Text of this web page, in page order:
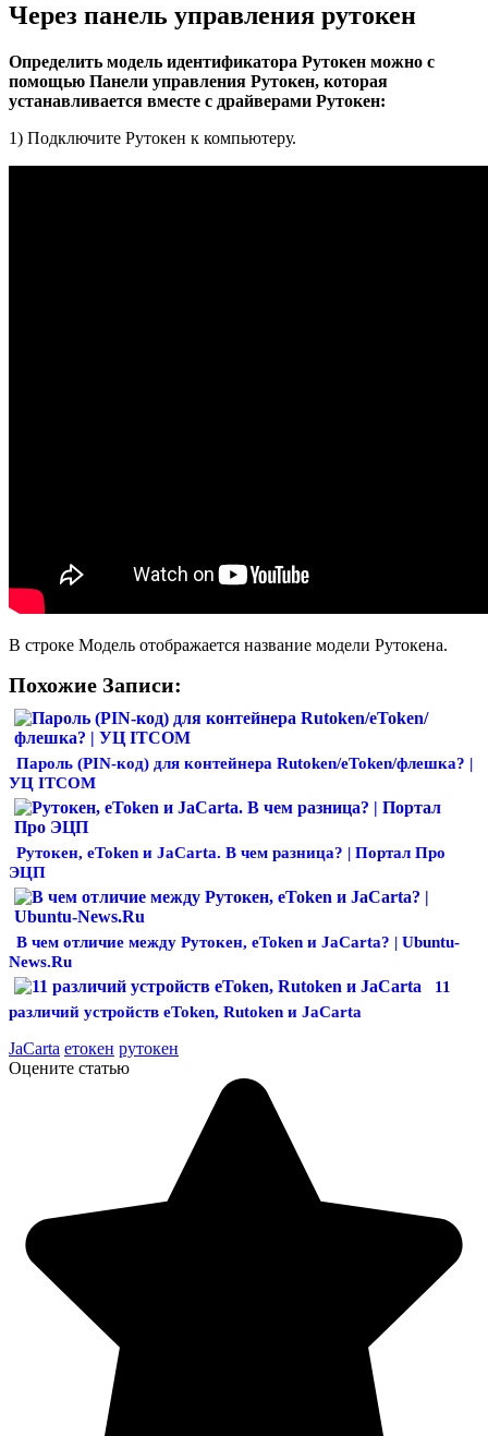
Через панель управления рутокен
Определить модель идентификатора Рутокен можно с
помощью Панели управления Рутокен, которая
устанавливается вместе с драйверами Рутокен:
1) Подключите Рутокен к компьютеру.
В строке Модель отображается название модели Рутокена.
Похожие Записи:
Пароль (PIN-код) для контейнера Rutoken/eToken/флешка? |
УЦ ITCOM
Рутокен, eToken и JaCarta. В чем разница? | Портал Про
ЭЦП
В чем отличие между Рутокен, eToken и JaCarta? | Ubuntu-
News.Ru
11
различий устройств eToken, Rutoken и JaCarta
JaCarta етокен рутокен
Оцените статью